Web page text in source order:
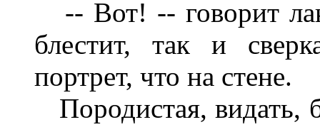
-- Вот! -- говорит
блестит, так и
портрет, что на стене.
Породистая, видать,